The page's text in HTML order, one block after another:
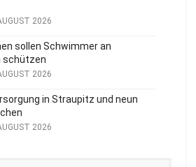
2026
sollen Schwimmer an
schützen
2026
in Straupitz und neun
2026